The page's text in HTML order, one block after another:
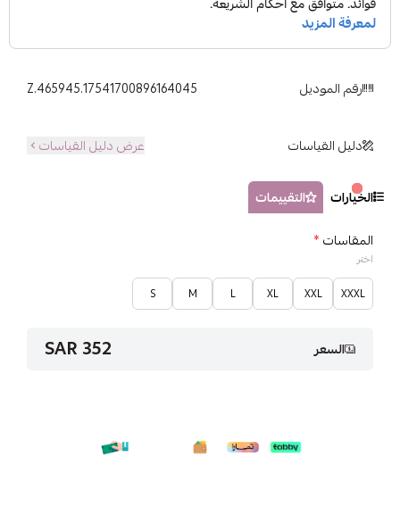
رقم الموديل Z.465945.17541700896164045
دليل القياسات عرض دليل القياسات
الخيارات
التقييمات
المقاسات*
اختر
XXXL
XXL
XL
L
M
S
السعر 352 SAR